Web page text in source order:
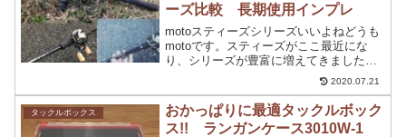
ーズ比較 長期使用インプレ
motoスティーズシリーズいいよねどうも
motoです。スティーズがここ最近にな
り、シリーズが豊富に増えてきました
ね。 スティーズSV TW スティーズA
TW スティーズCT SV TW スティーズ
Airと現在四種類のスティーズシリーズが
発...
2020.07.21
タックルボックス
おかっぱりに最適タックルボック
ス!! ランガンケース3010W-1